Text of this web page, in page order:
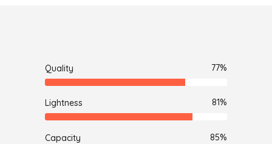
Quality 77
Lightness 81
Capacity 85